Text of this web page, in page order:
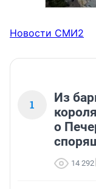
Новости СМИ2
1
Из
о
14 292